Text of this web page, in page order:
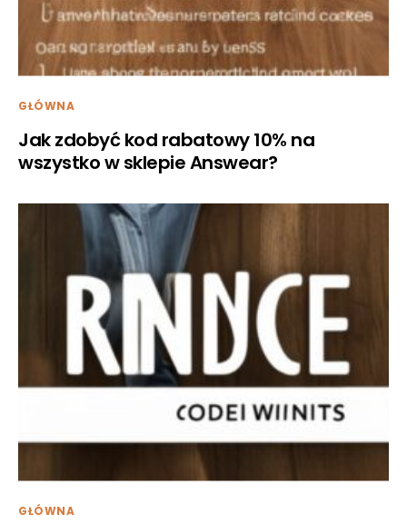
GŁÓWNA
Jak zdobyć kod rabatowy 10% na
wszystko w sklepie Answear?
GŁÓWNA